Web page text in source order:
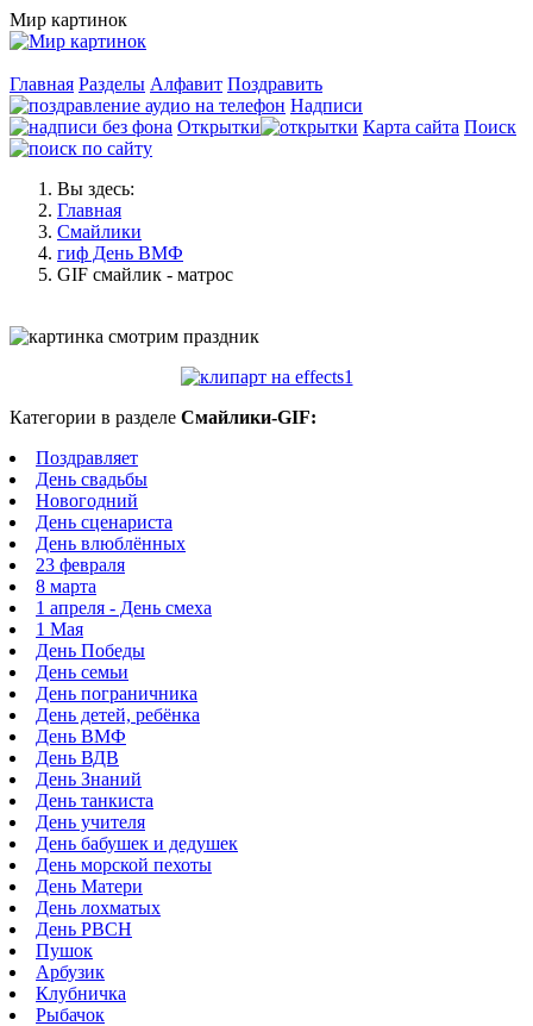
Мир картинок
Главная Разделы Алфавит Поздравить
Надписи
Открытки
Карта сайта Поиск
Вы здесь:
Главная
Смайлики
гиф День ВМФ
GIF смайлик - матрос
Категории в разделе Смайлики-GIF:
Поздравляет
День свадьбы
Новогодний
День сценариста
День влюблённых
23 февраля
8 марта
1 апреля - День смеха
1 Мая
День Победы
День семьи
День пограничника
День детей, ребёнка
День ВМФ
День ВДВ
День Знаний
День танкиста
День учителя
День бабушек и дедушек
День морской пехоты
День Матери
День лохматых
День РВСН
Пушок
Арбузик
Клубничка
Рыбачок